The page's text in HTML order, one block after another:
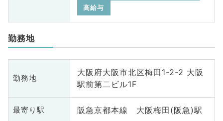
高給与
勤務地
勤務地
大阪府大阪市北区梅田1-2-2 大阪
駅前第二ビル1F
最寄り駅 阪急京都本線 大阪梅田(阪急)駅